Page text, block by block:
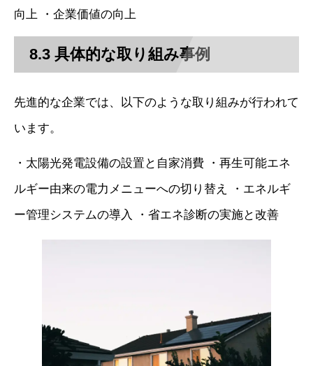
向上 ・企業価値の向上
8.3 具体的な取り組み事例
先進的な企業では、以下のような取り組みが行われて
います。
・太陽光発電設備の設置と自家消費 ・再生可能エネ
ルギー由来の電力メニューへの切り替え ・エネルギ
ー管理システムの導入 ・省エネ診断の実施と改善